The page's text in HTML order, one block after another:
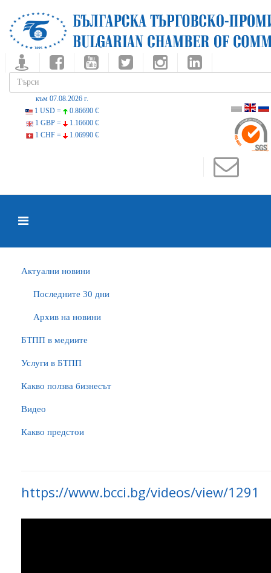
към 07.08.2026 г.
1 USD =
0.86690 €
1 GBP =
1.16600 €
1 CHF =
1.06990 €
Актуални новини
Последните 30 дни
Архив на новини
БTПП в медиите
Услуги в БТПП
Какво ползва бизнесът
Видео
Какво предстои
https://www.bcci.bg/videos/view/1291